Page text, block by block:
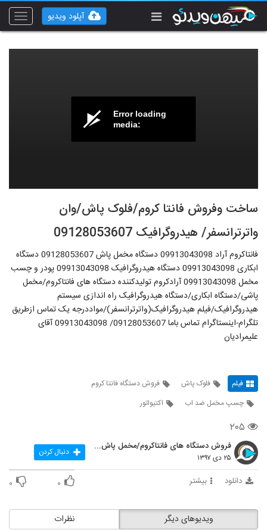
Toggle
آپلود ویدیو
Error loading
media:
ساخت وفروش فانتا کروم/فلوک پاش/وان
واترترانسفر/ هیدروگرافیک 09128053607
فانتاکروم آراد 09913043098 دستگاه مخمل پاش 09128053607 دستگاه
ابکاری 09913043098 دستگاه هیدروگرافیک 09913043098 پودر و چسب
مخمل 09913043098 آرادکروم تولیدکننده دستگاه های فانتاکروم/مخمل
پاشی/دستگاه ابکاری/دستگاه هیدروگرافیک راه اندازی سیستم
هیدروگرافیک/فیلم هیدروگرافیک(واترترانسفر)/مواددرجه یک تماس ازطریق
تلگرام-اینستاگرام تماس باما 09128053607/ 09913043098 آقای
علیمرادیان
فیلم فلوک پاش
فروش دستگاه فانتا کروم
چسپ مخمل ضد اب
اکتیواتور
۲۰۵
فروش دستگاه های فانتاکروم/مخمل پاش/هیدروگرافیک
۲۵ دی ۱۳۹۷ دنبال کردن
دانلود بیشتر ۰ ۰
نظرات ویدیوهای دیگر